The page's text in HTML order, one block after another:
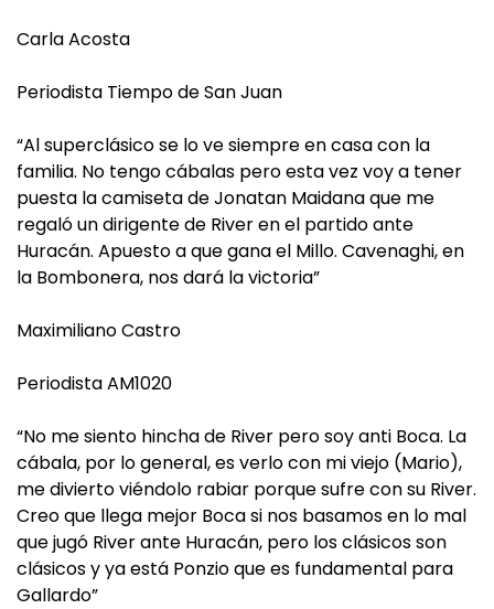
Carla Acosta
Periodista Tiempo de San Juan
“Al superclásico se lo ve siempre en casa con la
familia. No tengo cábalas pero esta vez voy a tener
puesta la camiseta de Jonatan Maidana que me
regaló un dirigente de River en el partido ante
Huracán. Apuesto a que gana el Millo. Cavenaghi, en
la Bombonera, nos dará la victoria”
Maximiliano Castro
Periodista AM1020
“No me siento hincha de River pero soy anti Boca. La
cábala, por lo general, es verlo con mi viejo (Mario),
me divierto viéndolo rabiar porque sufre con su River.
Creo que llega mejor Boca si nos basamos en lo mal
que jugó River ante Huracán, pero los clásicos son
clásicos y ya está Ponzio que es fundamental para
Gallardo”